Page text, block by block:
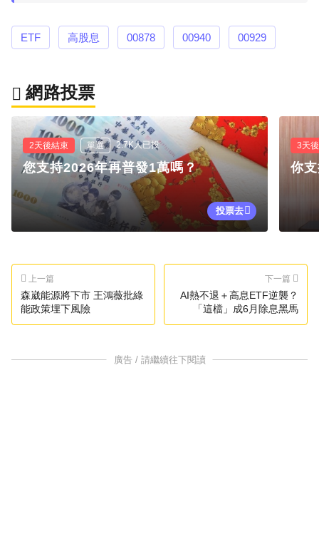
ETF 高股息 00878 00940 00929
網路投票
2天後結束 單選 2.7K人已投
您支持2026年再普發1萬嗎？
投票去
3天
你
上一篇
森崴能源將下市 王鴻薇批綠
能政策埋下風險
下一篇
AI熱不退＋高息ETF逆襲？
「這檔」成6月除息黑馬
廣告 / 請繼續往下閱讀